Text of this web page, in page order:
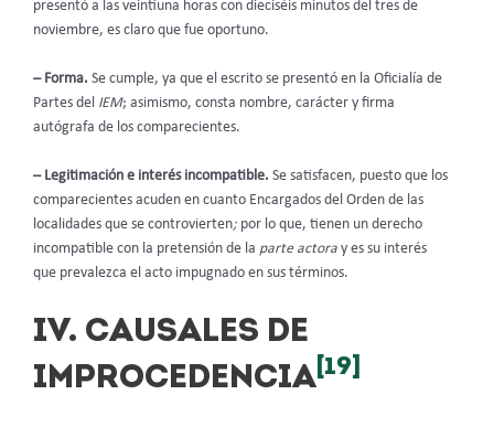
presentó a las veintiuna horas con dieciséis minutos del tres de
noviembre, es claro que fue oportuno.
– Forma. Se cumple, ya que el escrito se presentó en la Oficialía de
Partes del IEM; asimismo, consta nombre, carácter y firma
autógrafa de los comparecientes.
– Legitimación e interés incompatible. Se satisfacen, puesto que los
comparecientes acuden en cuanto Encargados del Orden de las
localidades que se controvierten; por lo que, tienen un derecho
incompatible con la pretensión de la parte actora y es su interés
que prevalezca el acto impugnado en sus términos.
IV. CAUSALES DE
IMPROCEDENCIA [19]